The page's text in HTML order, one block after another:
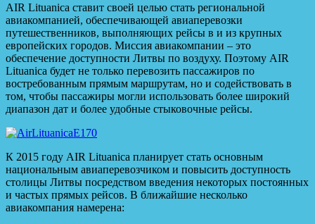
AIR Lituanica ставит своей целью стать региональной
авиакомпанией, обеспечивающей авиаперевозки
путешественников, выполняющих рейсы в и из крупных
европейских городов. Миссия авиакомпании – это
обеспечение доступности Литвы по воздуху. Поэтому AIR
Lituanica будет не только перевозить пассажиров по
востребованным прямым маршрутам, но и содействовать в
том, чтобы пассажиры могли использовать более широкий
диапазон дат и более удобные стыковочные рейсы.
К 2015 году AIR Lituanica планирует стать основным
национальным авиаперевозчиком и повысить доступность
столицы Литвы посредством введения некоторых постоянных
и частых прямых рейсов. В ближайшие несколько
авиакомпания намерена: